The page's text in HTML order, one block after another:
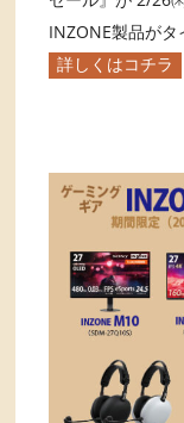
INZONE製品が
詳しくはコチラ